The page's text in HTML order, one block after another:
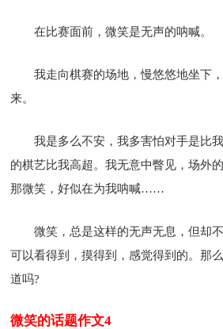
在比赛面前，微笑是无声的呐喊。
我走向棋赛的场地，慢悠悠地坐下
来。
我是多么不安，我多害怕对手是比
的棋艺比我高超。我无意中瞥见，场外
那微笑，好似在为我呐喊……
微笑，总是这样的无声无息，但却
可以看得到，摸得到，感觉得到的。那
道吗?
微笑的话题作文4